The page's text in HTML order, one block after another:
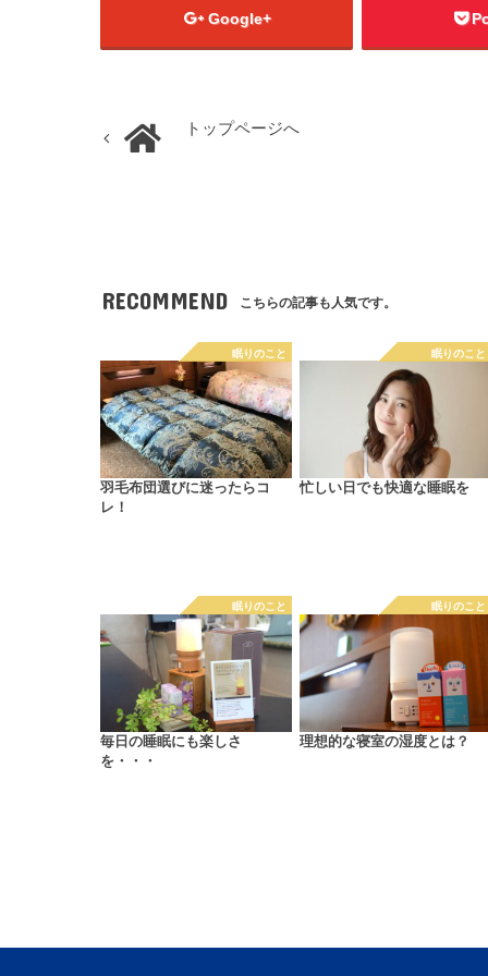
Google+
トップページへ
RECOMMEND こちらの記事も人気です。
眠りのこと
羽毛布団選びに迷ったらコ
レ！
眠りのこと
忙しい日でも快適な睡眠を
眠りのこと
毎日の睡眠にも楽しさ
を・・・
眠りのこと
理想的な寝室の湿度とは？